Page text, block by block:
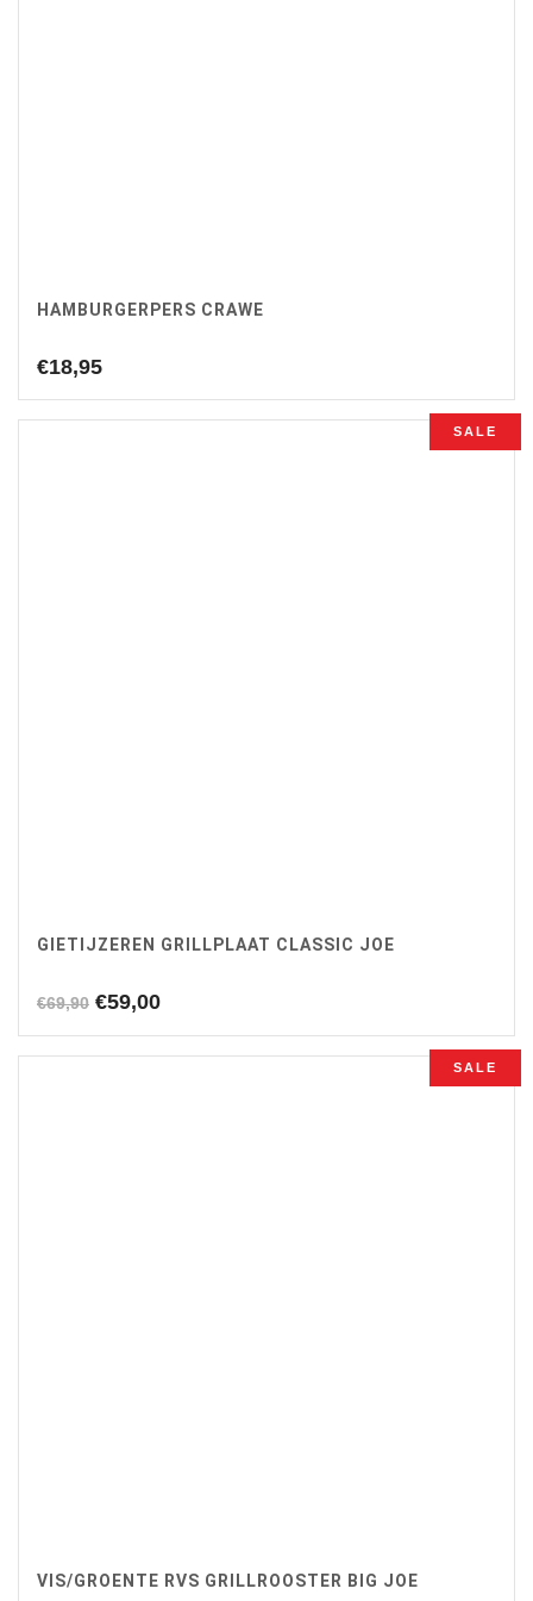
HAMBURGERPERS CRAWE
€18,95
SALE
GIETIJZEREN GRILLPLAAT CLASSIC JOE
€69,90 Oorspronkelijke
was:
€59,00Huidige
is:
SALE
VIS/GROENTE RVS GRILLROOSTER BIG JOE